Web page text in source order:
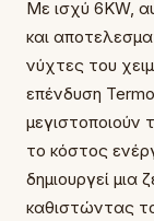
Με ισχύ 6KW,
και
νύχτες του
επένδυση
το κόστος
δημιουργεί μια
καθιστώντας το